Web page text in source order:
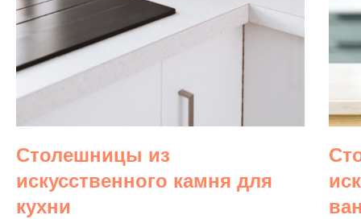
Столешницы из
искусственного камня для
кухни